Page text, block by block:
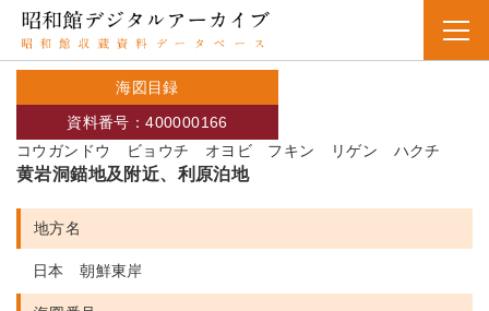
海図目録
コウガンドウ ビョウチ オヨビ フキン リゲン ハクチ
資料番号：400000166
黄岩洞錨地及附近、利原泊地
地方名
日本 朝鮮東岸